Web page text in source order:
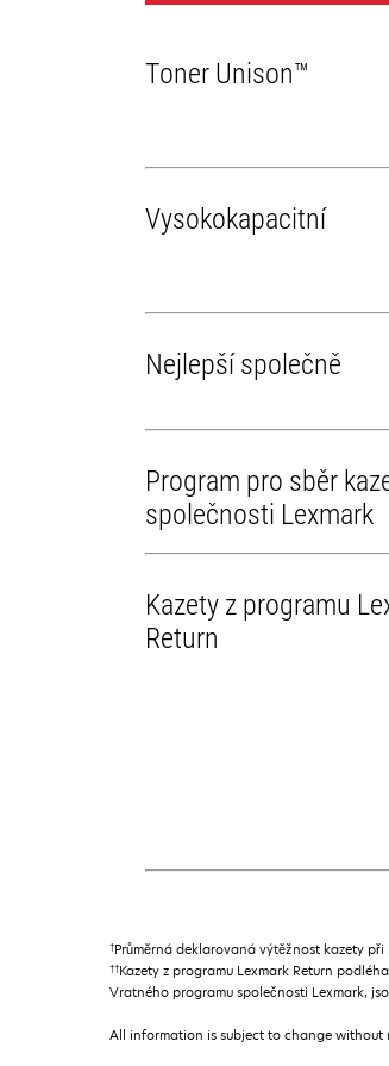
Toner Unison™
Vysokokapacitní
Nejlepší společně
Program pro sběr
společnosti Lexmark
Kazety z programu
Return
†Průměrná deklarovaná výtěžnost kazety
††Kazety z programu Lexmark Return
Vratného programu společnosti Lexmark,
All information is subject to change without